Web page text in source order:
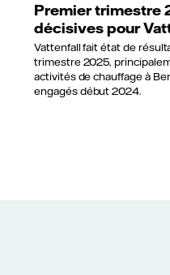
Premier trimestre
décisives pour
Vattenfall fait état de
trimestre 2025,
activités de chauffage à
engagés début 2024.